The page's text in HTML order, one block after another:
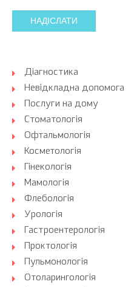
НАДІСЛАТИ
Діагностика
Невідкладна допомога
Послуги на дому
Стоматологія
Офтальмологія
Косметологія
Гінекологія
Мамологія
Флебологія
Урологія
Гастроентерологія
Проктологія
Пульмонологія
Отоларингологія